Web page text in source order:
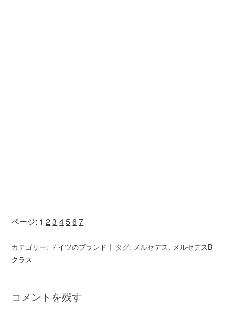
ページ: 1 23 4567
カテゴリー: ドイツのブランド タグ: メルセデス, メルセデスB
クラス
コメントを残す